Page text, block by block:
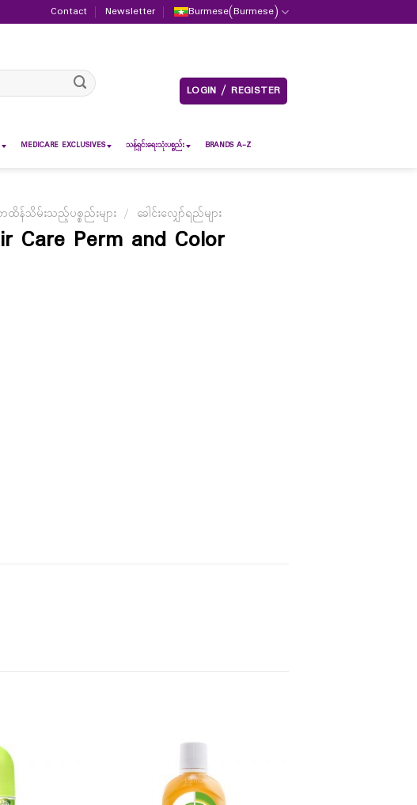
Contact Newsletter Burmese(Burmese)
LOGIN / REGISTER
MEDICARE EXCLUSIVES သန့်ရှင်းရေးသုံးပစ္စည်း BRANDS A-Z
န်သိမ်းသည့်ပစ္စည်းများ / ခေါင်းလျှော်ရည်များ
Care Perm and Color